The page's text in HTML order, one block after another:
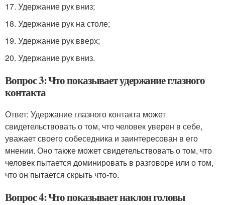
17. Удержание рук вниз;
18. Удержание рук на столе;
19. Удержание рук вверх;
20. Удержание рук вниз.
Вопрос 3: Что показывает удержание глазного
контакта
Ответ: Удержание глазного контакта может
свидетельствовать о том, что человек уверен в себе,
уважает своего собеседника и заинтересован в его
мнении. Оно также может свидетельствовать о том, что
человек пытается доминировать в разговоре или о том,
что он пытается скрыть что-то.
Вопрос 4: Что показывает наклон головы